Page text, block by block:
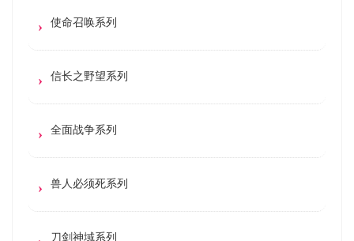
使命召唤系列
信长之野望系列
全面战争系列
兽人必须死系列
刀剑神域系列